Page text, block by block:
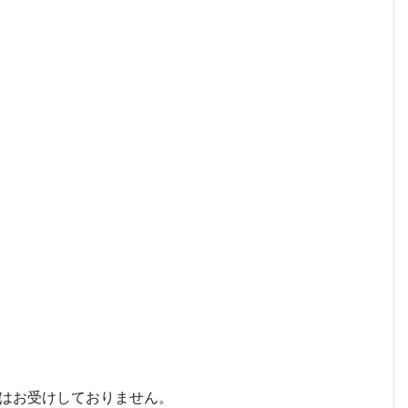
受けしておりません。